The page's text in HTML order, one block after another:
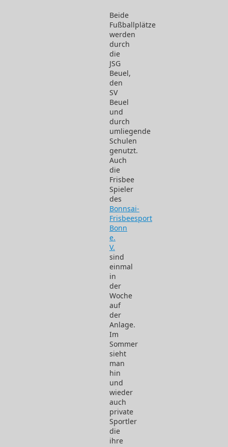
Beide
Fußballplätze
werden
durch
die
JSG
Beuel,
den
SV
Beuel
und
durch
umliegende
Schulen
genutzt.
Auch
die
Frisbee
Spieler
des
Bonnsai-
Frisbeesport
Bonn
e.
V.
sind
einmal
in
der
Woche
auf
der
Anlage.
Im
Sommer
sieht
man
hin
und
wieder
auch
private
Sportler
die
ihre